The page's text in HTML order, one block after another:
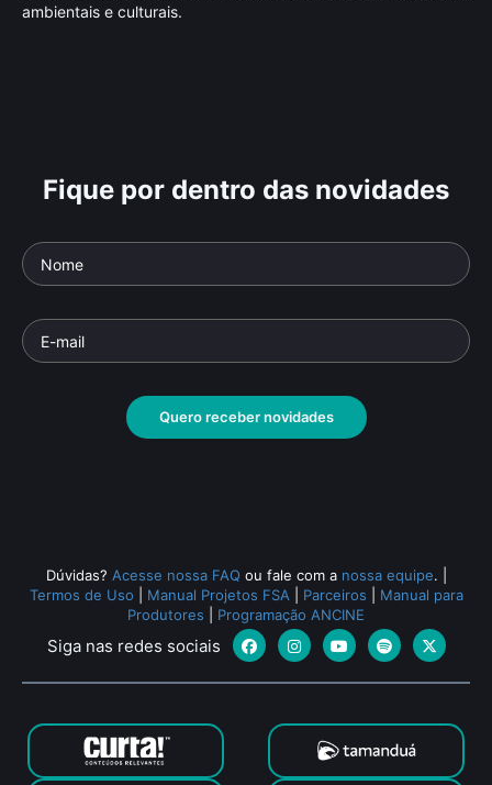
ambientais e culturais.
Fique por dentro das novidades
Quero receber novidades
Dúvidas? Acesse nossa FAQ ou fale com a nossa equipe.
Termos de Uso
Manual Projetos FSA Parceiros
Manual para
Produtores
Programação ANCINE
Siga nas redes sociais